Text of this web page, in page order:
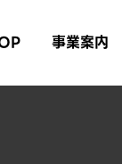
事業案内